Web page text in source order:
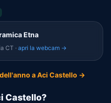
Etna
CT · apri la webcam →
a Aci Castello →
Castello?